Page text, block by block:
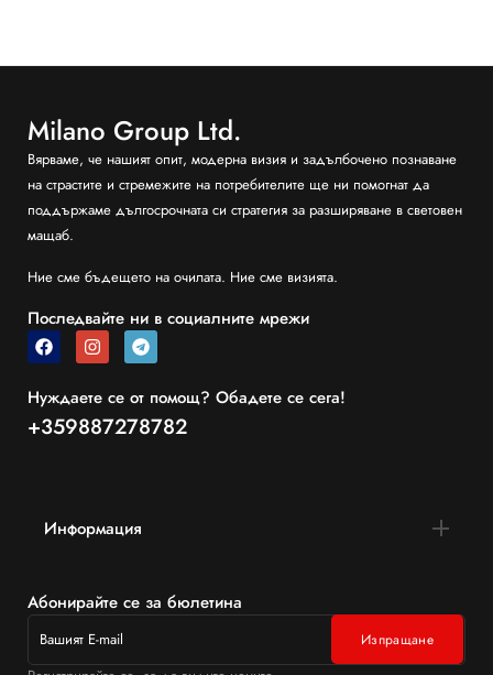
Milano Group Ltd.
Вярваме, че нашият опит, модерна визия и задълбочено познаване
на страстите и стремежите на потребителите ще ни помогнат да
поддържаме дългосрочната си стратегия за разширяване в световен
мащаб.
Ние сме бъдещето на очилата. Ние сме визията.
Последвайте ни в социалните мрежи
Нуждаете се от помощ? Обадете се сега!
+359887278782
Информация
Абонирайте се за бюлетина